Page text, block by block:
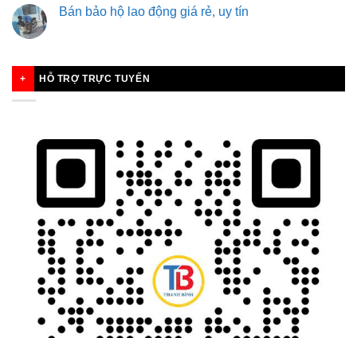
phòng
ty
phối
văn
Bán bảo hộ lao động giá rẻ, uy tín
HỖ TRỢ TRỰC TUYẾN